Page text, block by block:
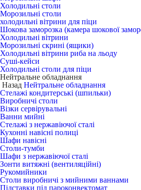
Холодильні столи
Морозильні столи
холодильні вітрини для піци
Шокова заморозка (камера шокової
Холодильні вітрини
Морозильні скрині (ящики)
Холодильні вітрини риба на льоду
Суші-кейси
Холодильні столи для піци
Нейтральне обладнання
Назад Нейтральне обладнання
Стелажі кондитерські (шпильки)
Виробничі столи
Візки сервірувальні
Ванни мийні
Стелажі з нержавіючої сталі
Кухонні навісні полиці
Шафи навісні
Столи-тумби
Шафи з нержавіючої сталі
Зонти витяжні (вентиляційні)
Рукомийники
Столи виробничі з мийними ваннами
Підставки під пароконвектомат